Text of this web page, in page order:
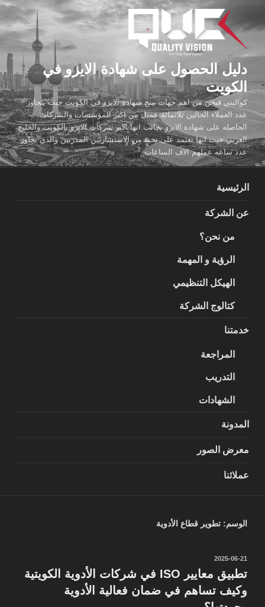
المحتوى
دليل الحصول على شهادة الايزو في
الكويت
كواليتي فيجن من اهم جهات منح شهادة الايزو في الكويت حيث يتجاوز
عدد العملاء الحالين ثلاثمائة عميل من اكبر المؤسسات والشركات
الحاصله على شهادة الايزو بجانب انها اكبر شركات الايزو بالكويت والخليج
العربي حيث انها تعتمد على نخبة من الاستشاريين المدربين والذي تجاوز
عدد ساعه عملهم الاف الساعات
الرئيسية
عن الشركة
من نحن؟
الرؤية و المهمة
الهيكل التنظيمي
كتالوج الشركة
خدمتنا
المراجعة
التدريب
الشهادات
المدونة
معرض الصور
عملائنا
الوسم: تطوير قطاع الأدوية
نُشر
2025-06-21
تطبيق معايير ISO في شركات الأدوية الكويتية
وكيف تساهم في ضمان فعالية الأدوية